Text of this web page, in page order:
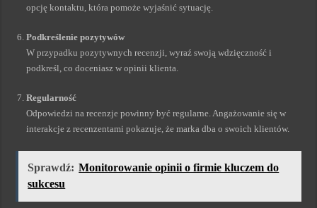
opcję kontaktu, która pomoże wyjaśnić sytuację.
Podkreślenie pozytywów
W przypadku pozytywnych recenzji, wyraź swoją wdzięczność i
podkreśl, co doceniasz w opinii klienta.
Regularność
Odpowiedzi na recenzje powinny być regularne. Angażowanie się w
interakcje z recenzentami pokazuje, że marka dba o swoich klientów.
Sprawdź: Monitorowanie opinii o firmie kluczem do
sukcesu